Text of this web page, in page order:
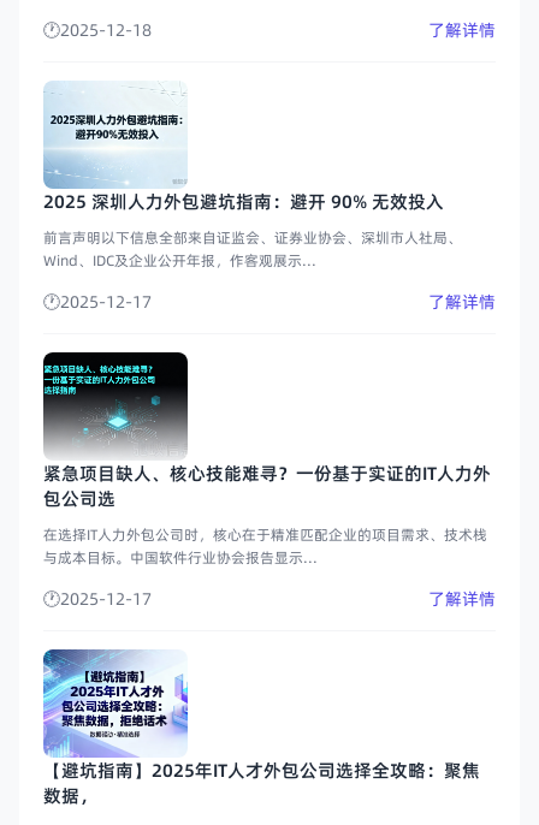
2025-12-18 了解详情
2025 深圳人力外包避坑指南：避开 90% 无效投入
前言声明以下信息全部来自证监会、证券业协会、深圳市人社局、
Wind、IDC及企业公开年报，作客观展示...
2025-12-17 了解详情
紧急项目缺人、核心技能难寻？一份基于实证的IT人力外
包公司选
在选择IT人力外包公司时，核心在于精准匹配企业的项目需求、技术栈
与成本目标。中国软件行业协会报告显示...
2025-12-17 了解详情
【避坑指南】2025年IT人才外包公司选择全攻略：聚焦
数据，